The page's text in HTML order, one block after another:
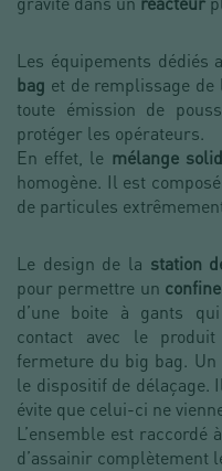
Les équipements dédiés
bag et de remplissage
toute émission de
protéger les opérateurs.
En effet, le mélange
homogène. Il est
de particules
Le design de la station
pour permettre un
d’une boite à gants
contact avec le
fermeture du big bag.
le dispositif de délaçage.
évite que celui-ci ne
L’ensemble est raccordé
d’assainir complètement